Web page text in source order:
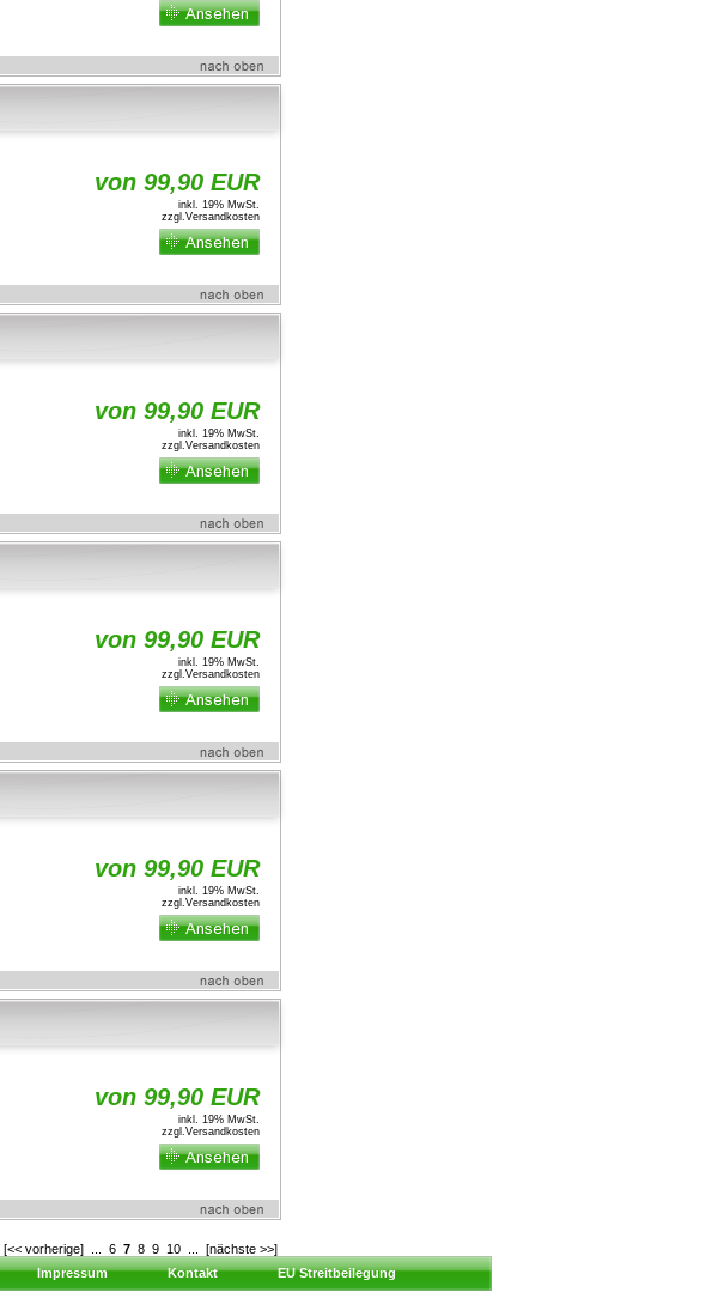
von 99,90 EUR
inkl. 19% MwSt.
zzgl.Versandkosten
von 99,90 EUR
inkl. 19% MwSt.
zzgl.Versandkosten
von 99,90 EUR
inkl. 19% MwSt.
zzgl.Versandkosten
von 99,90 EUR
inkl. 19% MwSt.
zzgl.Versandkosten
von 99,90 EUR
inkl. 19% MwSt.
zzgl.Versandkosten
[<< vorherige] 6 7 8 9 10 [nächste >>]
Impressum Kontakt EU Streitbeilegung